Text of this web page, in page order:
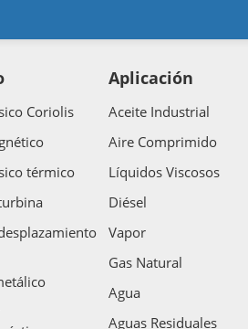
Coriolis
térmico
Aplicación
Aceite Industrial
Aire Comprimido
Líquidos Viscosos
Diésel
Vapor
Gas Natural
Agua
Aguas Residuales